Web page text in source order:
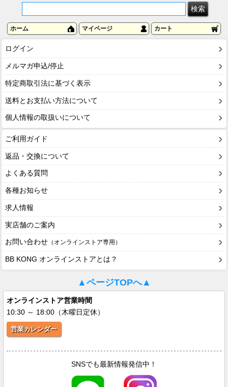
ホーム マイページ カート
ログイン
メルマガ申込/停止
特定商取引法に基づく表示
送料とお支払い方法について
個人情報の取扱いについて
ご利用ガイド
返品・交換について
よくある質問
各種お知らせ
求人情報
実店舗のご案内
お問い合わせ （オンラインストア専用）
BB KONG オンラインストアとは？
▲ページTOPへ▲
オンラインストア営業時間
10:30 ～ 18:00（木曜日定休）
営業カレンダー
SNSでも最新情報発信中！